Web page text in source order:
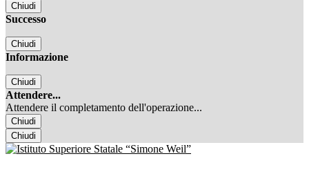
Chiudi
Successo
Chiudi
Informazione
Chiudi
Attendere...
Attendere il completamento dell'operazione...
Chiudi
Chiudi